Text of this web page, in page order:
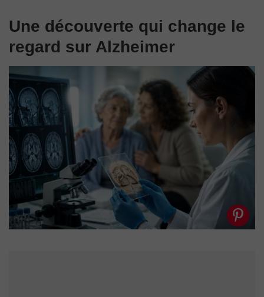
Une découverte qui change le
regard sur Alzheimer